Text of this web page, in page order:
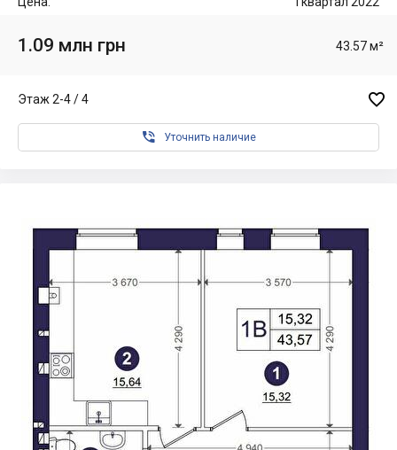
1.09 млн грн 43.57 м²
Этаж 2-4 / 4 
 Уточнить наличие